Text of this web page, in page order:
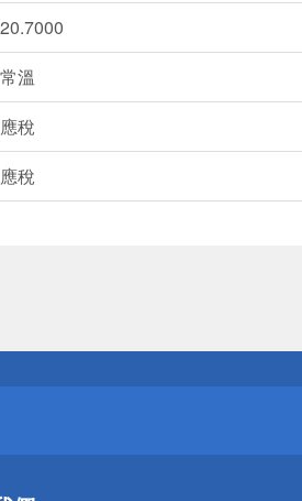
20.7000
常溫
應稅
應稅